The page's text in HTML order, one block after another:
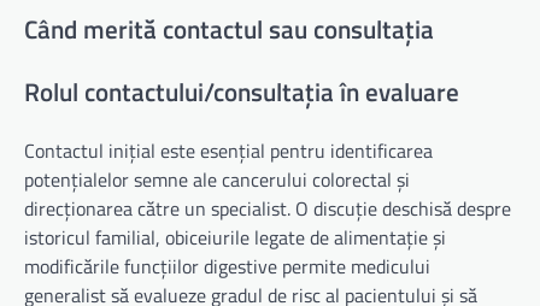
Când merită contactul sau consultația
Rolul contactului/consultația în evaluare
Contactul inițial este esențial pentru identificarea
potențialelor semne ale cancerului colorectal și
direcționarea către un specialist. O discuție deschisă despre
istoricul familial, obiceiurile legate de alimentație și
modificările funcțiilor digestive permite medicului
generalist să evalueze gradul de risc al pacientului și să